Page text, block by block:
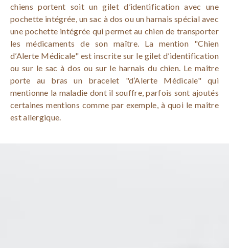
chiens portent soit un gilet d’identification avec une
pochette intégrée, un sac à dos ou un harnais spécial avec
une pochette intégrée qui permet au chien de transporter
les médicaments de son maître. La mention "Chien
d’Alerte Médicale" est inscrite sur le gilet d’identification
ou sur le sac à dos ou sur le harnais du chien. Le maître
porte au bras un bracelet "d’Alerte Médicale" qui
mentionne la maladie dont il souffre, parfois sont ajoutés
certaines mentions comme par exemple, à quoi le maître
est allergique.